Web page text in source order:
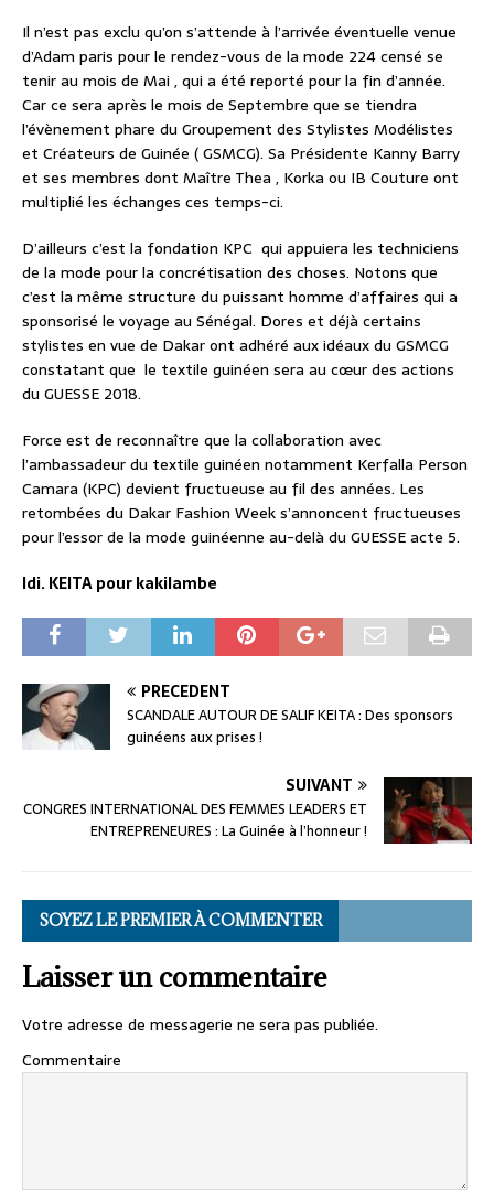
Il n’est pas exclu qu’on s’attende à l’arrivée éventuelle venue
d’Adam paris pour le rendez-vous de la mode 224 censé se
tenir au mois de Mai , qui a été reporté pour la fin d’année.
Car ce sera après le mois de Septembre que se tiendra
l’évènement phare du Groupement des Stylistes Modélistes
et Créateurs de Guinée ( GSMCG). Sa Présidente Kanny Barry
et ses membres dont Maître Thea , Korka ou IB Couture ont
multiplié les échanges ces temps-ci.
D’ailleurs c’est la fondation KPC qui appuiera les techniciens
de la mode pour la concrétisation des choses. Notons que
c’est la même structure du puissant homme d’affaires qui a
sponsorisé le voyage au Sénégal. Dores et déjà certains
stylistes en vue de Dakar ont adhéré aux idéaux du GSMCG
constatant que le textile guinéen sera au cœur des actions
du GUESSE 2018.
Force est de reconnaître que la collaboration avec
l’ambassadeur du textile guinéen notamment Kerfalla Person
Camara (KPC) devient fructueuse au fil des années. Les
retombées du Dakar Fashion Week s’annoncent fructueuses
pour l’essor de la mode guinéenne au-delà du GUESSE acte 5.
Idi. KEITA pour kakilambe
PRÉCÉDENT
SCANDALE AUTOUR DE SALIF KEITA : Des sponsors
guinéens aux prises !
SUIVANT
CONGRES INTERNATIONAL DES FEMMES LEADERS ET
ENTREPRENEURES : La Guinée à l’honneur !
SOYEZ LE PREMIER À COMMENTER
Laisser un commentaire
Votre adresse de messagerie ne sera pas publiée.
Commentaire